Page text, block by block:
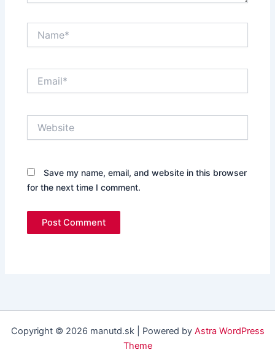
Save my name, email, and website in this browser
for the next time I comment.
Copyright © 2026 manutd.sk | Powered by Astra WordPress
Theme